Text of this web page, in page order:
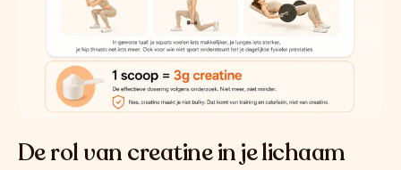
De rol van creatine in je lichaam